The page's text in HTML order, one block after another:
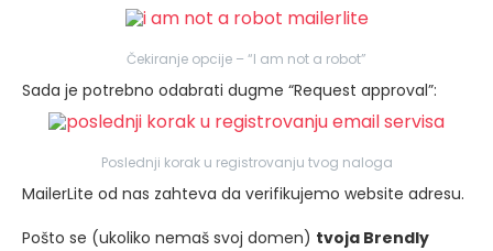
Čekiranje opcije – “I am not a robot”
Sada je potrebno odabrati dugme “Request approval”:
Poslednji korak u registrovanju tvog naloga
MailerLite od nas zahteva da verifikujemo website adresu.
Pošto se (ukoliko nemaš svoj domen) tvoja Brendly